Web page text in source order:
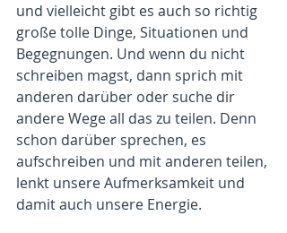
und vielleicht gibt es auch so richtig
große tolle Dinge, Situationen und
Begegnungen. Und wenn du nicht
schreiben magst, dann sprich mit
anderen darüber oder suche dir
andere Wege all das zu teilen. Denn
schon darüber sprechen, es
aufschreiben und mit anderen teilen,
lenkt unsere Aufmerksamkeit und
damit auch unsere Energie.